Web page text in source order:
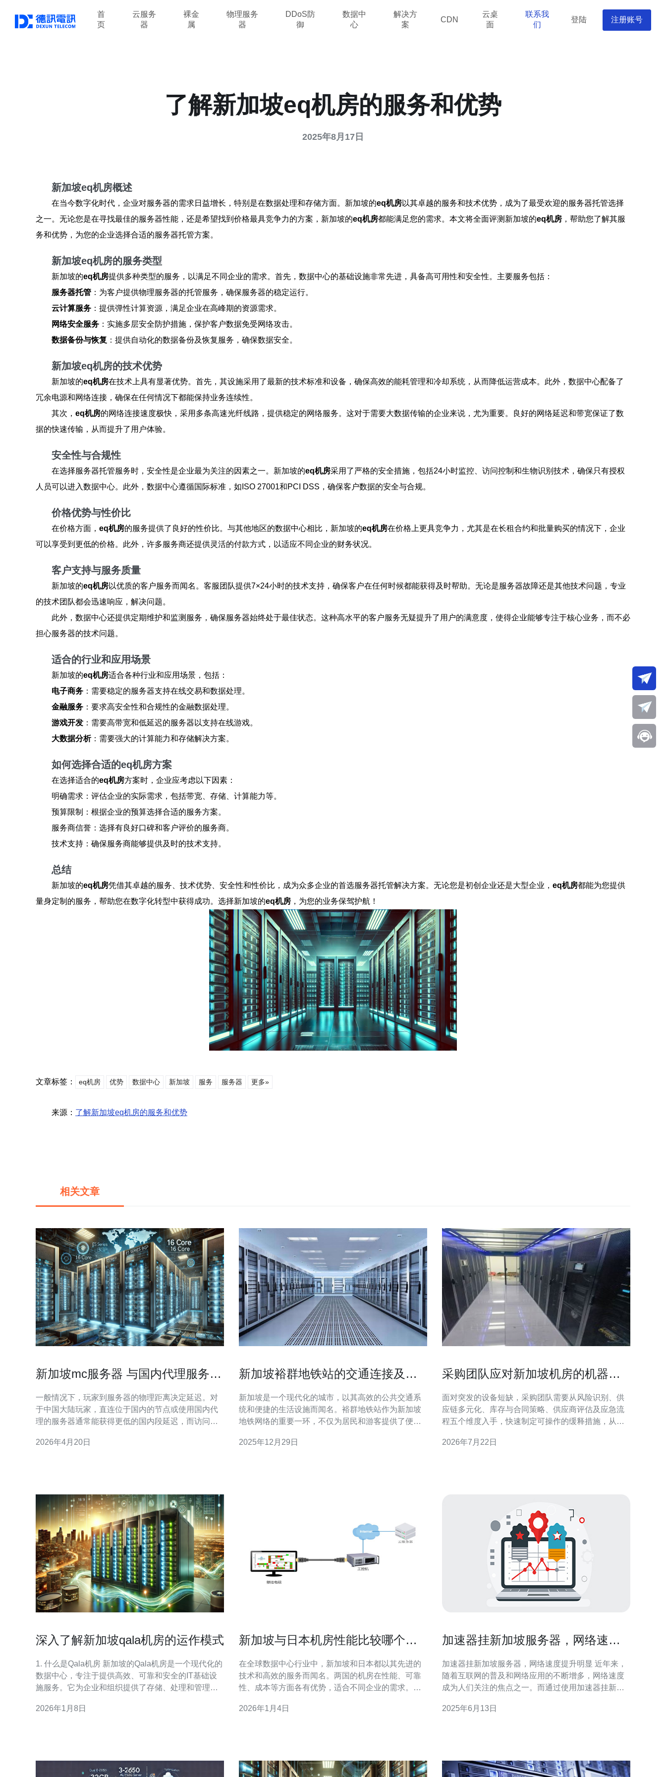
首
页
云服务
器
裸金
属
物理服务
器
DDoS防
御
数据中
心
解决方
案
CDN
云桌
面
联系我
们
登陆 注册账号
了解新加坡eq机房的服务和优势
2025年8月17日
新加坡eq机房概述
在当今数字化时代，企业对服务器的需求日益增长，特别是在数据处理和存储方面。新加坡的eq机房以其卓越的服务和技术优势，成为了最受欢迎的服务器托管选择
之一。无论您是在寻找最佳的服务器性能，还是希望找到价格最具竞争力的方案，新加坡的eq机房都能满足您的需求。本文将全面评测新加坡的eq机房 ，帮助您了解其服
务和优势，为您的企业选择合适的服务器托管方案。
新加坡eq机房的服务类型
新加坡的eq机房提供多种类型的服务，以满足不同企业的需求。首先，数据中心的基础设施非常先进，具备高可用性和安全性。主要服务包括：
服务器托管 ：为客户提供物理服务器的托管服务，确保服务器的稳定运行。
云计算服务 ：提供弹性计算资源，满足企业在高峰期的资源需求。
网络安全服务 ：实施多层安全防护措施，保护客户数据免受网络攻击。
数据备份与恢复 ：提供自动化的数据备份及恢复服务，确保数据安全。
新加坡eq机房的技术优势
新加坡的eq机房在技术上具有显著优势。首先，其设施采用了最新的技术标准和设备，确保高效的能耗管理和冷却系统，从而降低运营成本。此外，数据中心配备了
冗余电源和网络连接，确保在任何情况下都能保持业务连续性。
其次， eq机房的网络连接速度极快，采用多条高速光纤线路，提供稳定的网络服务。这对于需要大数据传输的企业来说，尤为重要。良好的网络延迟和带宽保证了数
据的快速传输，从而提升了用户体验。
安全性与合规性
在选择服务器托管服务时，安全性是企业最为关注的因素之一。新加坡的eq机房采用了严格的安全措施，包括24小时监控、访问控制和生物识别技术，确保只有授权
人员可以进入数据中心。此外，数据中心遵循国际标准，如ISO 27001和PCI DSS，确保客户数据的安全与合规。
价格优势与性价比
在价格方面， eq机房的服务提供了良好的性价比。与其他地区的数据中心相比，新加坡的eq机房在价格上更具竞争力，尤其是在长租合约和批量购买的情况下，企业
可以享受到更低的价格。此外，许多服务商还提供灵活的付款方式，以适应不同企业的财务状况。
客户支持与服务质量
新加坡的eq机房以优质的客户服务而闻名。客服团队提供7×24小时的技术支持，确保客户在任何时候都能获得及时帮助。无论是服务器故障还是其他技术问题，专业
的技术团队都会迅速响应，解决问题。
此外，数据中心还提供定期维护和监测服务，确保服务器始终处于最佳状态。这种高水平的客户服务无疑提升了用户的满意度，使得企业能够专注于核心业务，而不必
担心服务器的技术问题。
适合的行业和应用场景
新加坡的eq机房适合各种行业和应用场景，包括：
电子商务 ：需要稳定的服务器支持在线交易和数据处理。
金融服务 ：要求高安全性和合规性的金融数据处理。
游戏开发 ：需要高带宽和低延迟的服务器以支持在线游戏。
大数据分析：需要强大的计算能力和存储解决方案。
如何选择合适的eq机房方案
在选择适合的eq机房方案时，企业应考虑以下因素：
明确需求：评估企业的实际需求，包括带宽、存储、计算能力等。
预算限制：根据企业的预算选择合适的服务方案。
服务商信誉：选择有良好口碑和客户评价的服务商。
技术支持：确保服务商能够提供及时的技术支持。
总结
新加坡的eq机房凭借其卓越的服务、技术优势、安全性和性价比，成为众多企业的首选服务器托管解决方案。无论您是初创企业还是大型企业， eq机房都能为您提供
量身定制的服务，帮助您在数字化转型中获得成功。选择新加坡的eq机房 ，为您的业务保驾护航！
文章标签： eq机房 优势 数据中心 新加坡 服务 服务器 更多»
来源： 了解新加坡eq机房的服务和优势
相关文章
新加坡mc服务器 与国内代理服务商
一般情况下，玩家到服务器的物理距离决定延迟。对
于中国大陆玩家，直连位于国内的节点或使用国内代
理的服务器通常能获得更低的国内段延迟，而访问位
毫秒不等的延迟。若目标玩家主要集中在东南亚或海
2026年4月20日
新加坡裕群地铁站的交通连接及周
新加坡是一个现代化的城市，以其高效的公共交通系
统和便捷的生活设施而闻名。裕群地铁站作为新加坡
地铁网络的重要一环，不仅为居民和游客提供了便利
响。本文将深入探讨裕群地铁站的交通连接及其周边
2025年12月29日
采购团队应对新加坡机房的机器紧
面对突发的设备短缺，采购团队需要从风险识别、供
应链多元化、库存与合同策略、供应商评估及应急流
程五个维度入手，快速制定可操作的缓释措施，从而
会出现机器紧缺？ 导致机器紧缺的因素通常是多层叠
2026年7月22日
深入了解新加坡qala机房的运作模式
1. 什么是Qala机房 新加坡的Qala机房是一个现代化的
数据中心，专注于提供高效、可靠和安全的IT基础设
施服务。它为企业和组织提供了存储、处理和管理数
用先进的技术和设备，能够满足日益增长的市场需
2026年1月8日
新加坡与日本机房性能比较哪个更
在全球数据中心行业中，新加坡和日本都以其先进的
技术和高效的服务而闻名。两国的机房在性能、可靠
性、成本等方面各有优势，适合不同企业的需求。本
析，以帮助企业做出更明智的选择。 新加坡的机房性
2026年1月4日
加速器挂新加坡服务器，网络速度
加速器挂新加坡服务器，网络速度提升明显 近年来，
随着互联网的普及和网络应用的不断增多，网络速度
成为人们关注的焦点之一。而通过使用加速器挂新加
用户的关注。 新加坡作为亚洲的金融中心和网络交通
2025年6月13日